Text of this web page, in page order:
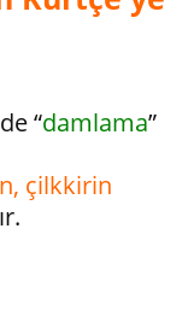
“damlama”
çilkkirin